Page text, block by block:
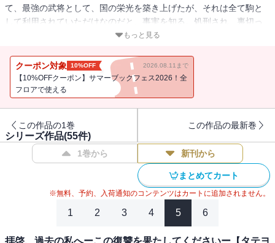
て、最強の武将として、国の栄光を築き上げたが、それは全て駒と
して利用されていただけなのだと、事実を知る。処刑され、裏切っ
た姉と皇帝に来世での復讐を誓うが、目覚めたらそこは「15歳」の
り抜け復讐を果たせるか？
もっと見る
クーポン対象 10%OFF 2026.08.11まで
【10%OFFクーポン】サマーブックフェス2026！全
フロアで使える
この作品の1巻 この作品の最新巻
シリーズ作品(55件)
1巻から 新刊から
まとめてカート
※無料、予約、入荷通知のコンテンツはカートに追加されません。
1 2 3 4 5 6
拝啓、過去の私へーこの復讐を果たしてくださいー【タテヨ